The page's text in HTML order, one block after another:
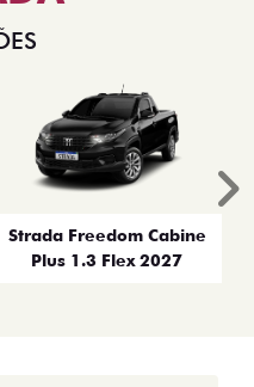
Strada Freedom Cabine
Plus 1.3 Flex 2027